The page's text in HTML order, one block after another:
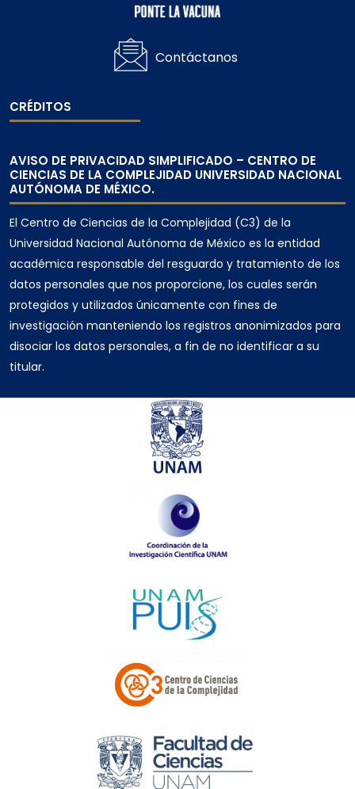
Contáctanos
CRÉDITOS
AVISO DE PRIVACIDAD SIMPLIFICADO – CENTRO DE
CIENCIAS DE LA COMPLEJIDAD UNIVERSIDAD NACIONAL
AUTÓNOMA DE MÉXICO.
El Centro de Ciencias de la Complejidad (C3) de la
Universidad Nacional Autónoma de México es la entidad
académica responsable del resguardo y tratamiento de los
datos personales que nos proporcione, los cuales serán
protegidos y utilizados únicamente con fines de
investigación manteniendo los registros anonimizados para
disociar los datos personales, a fin de no identificar a su
titular.